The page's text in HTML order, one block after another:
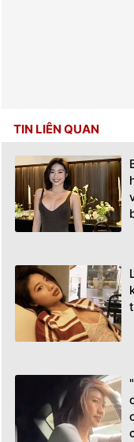
TIN LIÊN QUAN